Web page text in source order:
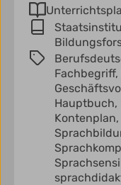
Fachbegriff,
Hauptbuch,
Kontenplan,